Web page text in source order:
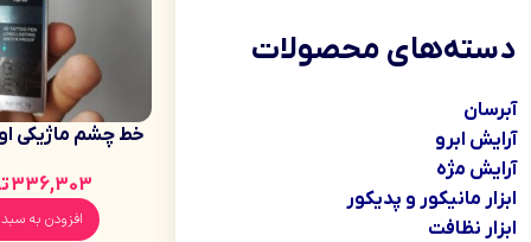
دسته‌های محصولات
آبرسان
آرایش ابرو
آرایش مژه
ابزار مانیکور و پدیکور
ابزار نظافت
خط چشم ماژیکی
336,303
افزودن به